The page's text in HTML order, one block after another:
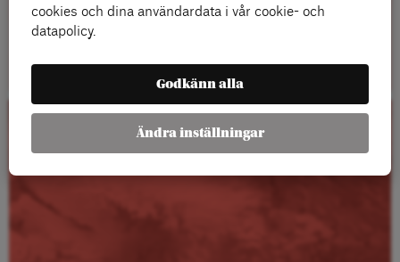
Kalender
cookies och dina användardata i vår cookie- och
datapolicy.
Godkänn alla
Ändra inställningar